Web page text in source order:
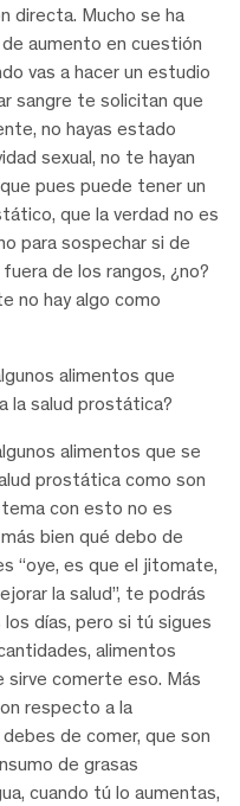
directa. Mucho se ha
aumento en cuestión
vas a hacer un estudio
sangre te solicitan que
no hayas estado
sexual, no te hayan
pues puede tener un
que la verdad no es
para sospechar si de
de los rangos, ¿no?
no hay algo como
alimentos que
la salud prostática?
alimentos que se
prostática como son
con esto no es
bien qué debo de
“oye, es que el jitomate,
la salud”, te podrás
días, pero si tú sigues
alimentos
comerte eso. Más
respecto a la
de comer, que son
de grasas
cuando tú lo aumentas,